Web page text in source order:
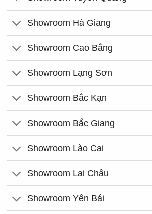
Showroom Hà Giang
Showroom Cao Bằng
Showroom Lạng Sơn
Showroom Bắc Kạn
Showroom Bắc Giang
Showroom Lào Cai
Showroom Lai Châu
Showroom Yên Bái